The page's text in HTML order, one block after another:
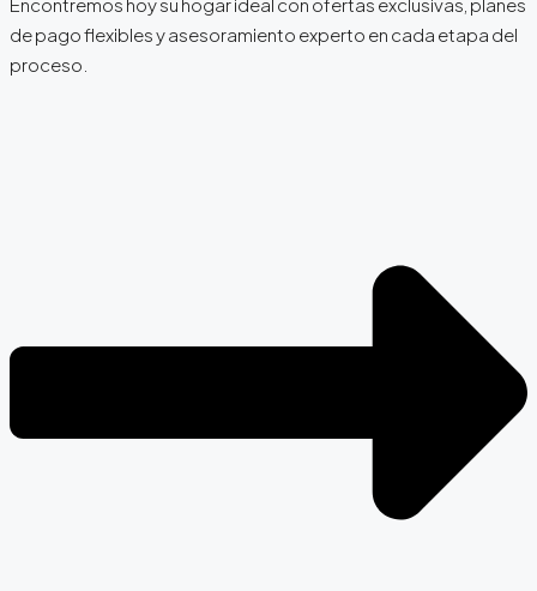
de pago flexibles y asesoramiento experto en cada etapa del
proceso.